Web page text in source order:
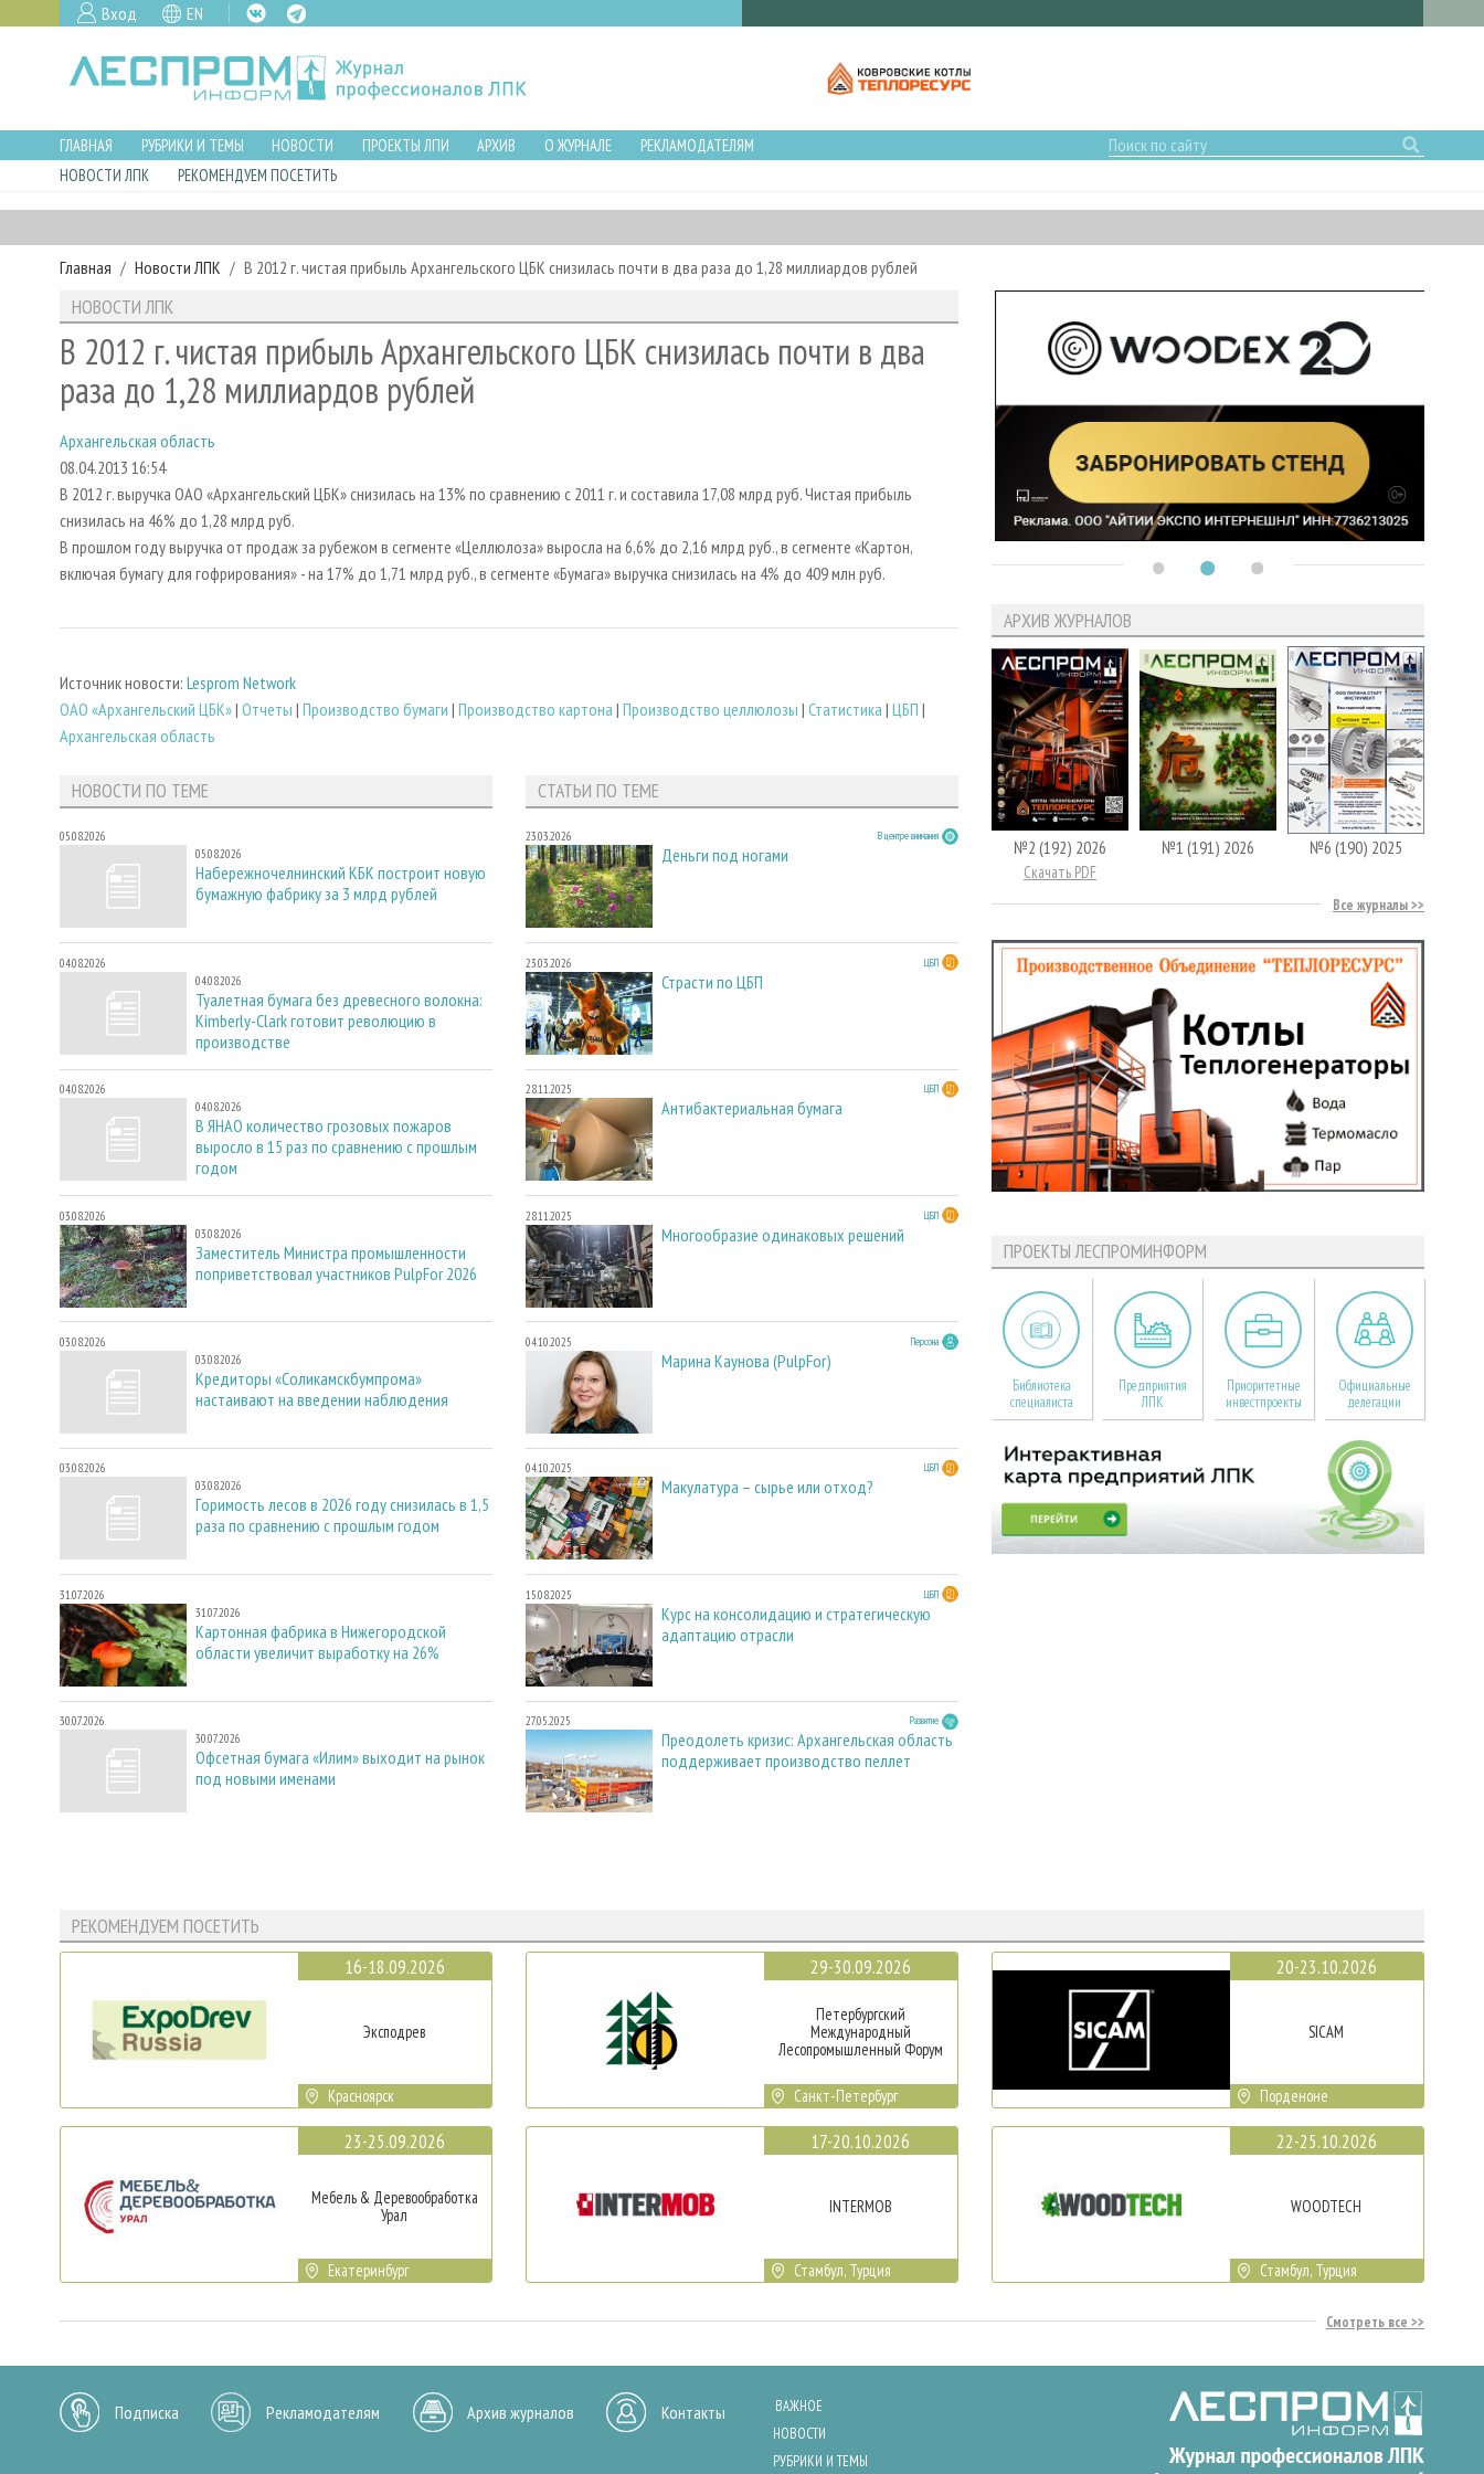
Вход EN
ГЛАВНАЯ РУБРИКИ И ТЕМЫ НОВОСТИ ПРОЕКТЫ ЛПИ АРХИВ О ЖУРНАЛЕ
РЕКЛАМОДАТЕЛЯМ
НОВОСТИ ЛПК
РЕКОМЕНДУЕМ ПОСЕТИТЬ
Главная Новости ЛПК В 2012 г. чистая прибыль Архангельского ЦБК снизилась почти в два раза до 1,28 миллиардов рублей
НОВОСТИ ЛПК
В 2012 г. чистая прибыль Архангельского ЦБК снизилась почти в два
раза до 1,28 миллиардов рублей
Архангельская область
08.04.2013 16:54
В 2012 г. выручка ОАО «Архангельский ЦБК» снизилась на 13% по сравнению с 2011 г. и составила 17,08 млрд руб. Чистая прибыль
снизилась на 46% до 1,28 млрд руб.
В прошлом году выручка от продаж за рубежом в сегменте «Целлюлоза» выросла на 6,6% до 2,16 млрд руб., в сегменте «Картон,
включая бумагу для гофрирования» - на 17% до 1,71 млрд руб., в сегменте «Бумага» выручка снизилась на 4% до 409 млн руб.
Источник новости: Lesprom Network
ОАО «Архангельский ЦБК»| Отчеты | Производство бумаги | Производство картона | Производство целлюлозы | Статистика | ЦБП |
Архангельская область
НОВОСТИ ПО ТЕМЕ
05.08.2026
05.08.2026
Набережночелнинский КБК построит новую
бумажную фабрику за 3 млрд рублей
04.08.2026
04.08.2026
Туалетная бумага без древесного волокна:
Kimberly-Clark готовит революцию в
производстве
04.08.2026
04.08.2026
В ЯНАО количество грозовых пожаров
выросло в 15 раз по сравнению с прошлым
годом
03.08.2026
03.08.2026
Заместитель Министра промышленности
поприветствовал участников PulpFor 2026
03.08.2026
03.08.2026
Кредиторы «Соликамскбумпрома»
настаивают на введении наблюдения
03.08.2026
03.08.2026
Горимость лесов в 2026 году снизилась в 1,5
раза по сравнению с прошлым годом
31.07.2026
31.07.2026
Картонная фабрика в Нижегородской
области увеличит выработку на 26%
30.07.2026
30.07.2026
Офсетная бумага «Илим» выходит на рынок
под новыми именами
СТАТЬИ ПО ТЕМЕ
23.03.2026 В центре внимания
Деньги под ногами
23.03.2026 ЦБП
Страсти по ЦБП
28.11.2025 ЦБП
Антибактериальная бумага
28.11.2025 ЦБП
Многообразие одинаковых решений
04.10.2025 Персона
Марина Каунова (PulpFor)
04.10.2025 ЦБП
Макулатура – сырье или отход?
15.08.2025 ЦБП
Курс на консолидацию и стратегическую
адаптацию отрасли
27.05.2025 Развитие
Преодолеть кризис: Архангельская область
поддерживает производство пеллет
АРХИВ ЖУРНАЛОВ
№2 (192) 2026
Скачать PDF
№1 (191) 2026 №6 (190) 2025
Все журналы
ПРОЕКТЫ ЛЕСПРОМИНФОРМ
Библиотека
специалиста
Предприятия
ЛПК
Приоритетные
инвестпроекты
Официальные
делегации
РЕКОМЕНДУЕМ ПОСЕТИТЬ
16-18.09.2026
Эксподрев
Красноярск
23-25.09.2026
Мебель & Деревообработка
Урал
Екатеринбург
29-30.09.2026
Петербургский
Международный
Лесопромышленный Форум
Санкт-Петербург
17-20.10.2026
INTERMOB
Стамбул, Турция
20-23.10.2026
SICAM
Порденоне
22-25.10.2026
WOODTECH
Стамбул, Турция
Смотреть все
Подписка Рекламодателям Архив журналов Контакты
ВАЖНОЕ
НОВОСТИ
РУБРИКИ И ТЕМЫ